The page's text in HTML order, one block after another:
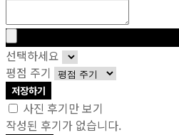
선택하세요
평점 주기
저장하기
사진 후기만 보기
작성된 후기가 없습니다.